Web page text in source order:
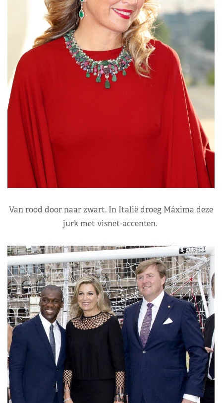
Van rood door naar zwart. In Italië droeg Máxima deze
jurk met visnet-accenten.